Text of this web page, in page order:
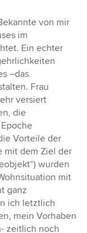
von mir
im
Ein echter
–das
Frau
versiert
die
Vorteile der
mit dem Ziel der
wurden
mit
ganz
ich letztlich
mein Vorhaben
zeitlich noch